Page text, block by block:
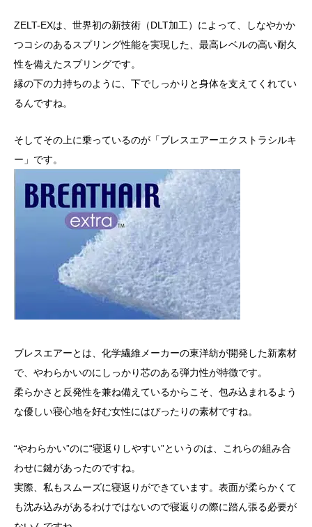
ZELT-EXは、世界初の新技術（DLT加工）によって、しなやかか
つコシのあるスプリング性能を実現した、最高レベルの高い耐久
性を備えたスプリングです。
縁の下の力持ちのように、下でしっかりと身体を支えてくれてい
るんですね。
そしてその上に乗っているのが「ブレスエアーエクストラシルキ
ー」です。
ブレスエアーとは、化学繊維メーカーの東洋紡が開発した新素材
で、やわらかいのにしっかり芯のある弾力性が特徴です。
柔らかさと反発性を兼ね備えているからこそ、包み込まれるよう
な優しい寝心地を好む女性にはぴったりの素材ですね。
“やわらかい”のに“寝返りしやすい”というのは、これらの組み合
わせに鍵があったのですね。
実際、私もスムーズに寝返りができています。表面が柔らかくて
も沈み込みがあるわけではないので寝返りの際に踏ん張る必要が